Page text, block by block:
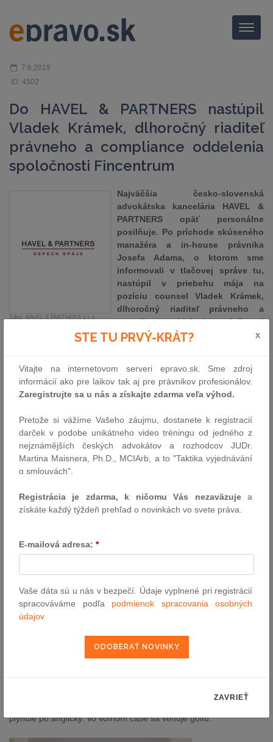
Menu
7.6.2019
ID: 4502
Do HAVEL & PARTNERS nastúpil
Vladek Krámek, dlhoročný riaditeľ
právneho a compliance oddelenia
spoločnosti Fincentrum
Zdroj: HAVEL & PARTNERS s.r.o.
Najväčšia česko-slovenská
advokátska kancelária HAVEL &
PARTNERS opäť personálne
posilňuje. Po príchode skúseného
manažéra a in-house právnika
Josefa Adama, o ktorom sme
informovali v tlačovej správe tu,
nastúpil v priebehu mája na
pozíciu counsel Vladek Krámek,
dlhoročný riaditeľ právneho a
compliance oddelenia spoločnosti
Fincentrum a člen jej
„Vladek je výraznou posilou nášho tímu zameraného na
poradenstvo privátnym klientom. Tých máme celkom okolo 250 a
patria medzi nich najvýznamnejší českí a slovenskí podnikatelia,
osobnosti verejného života, vrátane umelcov a špičkových
športovcov. Naše služby šité na mieru využíva i cca tretina
najbohatších Čechov a Slovákov a ich rodinní príslušníci.
Vzhľadom na to, že počet týchto najbohatších klientov v
posledných rokoch neustále rastie, posilňujeme priebežne i náš
právnikov. Vladek sa taktiež zapojí do projektov ďalšieho z našich
najväčších a najskúsenejších tímov - poradenskej skupiny pre
riadiaci partner kancelárie Jaroslav Havel.
od roku 2007 v skupine Fincentrum. So svojím tímom mal na
starosti komplexnú právnu agendu spoločností skupiny
Fincentrum v Čechách i na Slovensku, vrátane agendy
compliance a AML. Jeho hlavnou úlohou bolo udržiavať
národnou i európskou legislatívou a implementovať všetky zmeny
medzinárodného práva. V rokoch 2005-2007 pôsobil dva roky v
plynule po anglicky. Vo voľnom čase sa venuje golfu.
STE TU PRVÝ-KRÁT? x
Vitajte na internetovom serveri epravo.sk. Sme zdroj
informácií ako pre laikov tak aj pre právnikov profesionálov.
Zaregistrujte sa u nás a získajte zdarma veľa výhod.
Pretože si vážíme Vašeho záujmu, dostanete k registracií
darček v podobe unikátneho video tréningu od jedného z
nejznámějších českých advokátov a rozhodcov JUDr.
Martina Maisnera, Ph.D., MCIArb, a to "Taktika vyjednávání
o smlouvách".
Registrácia je zdarma, k ničomu Vás nezaväzujea
získáte každý týždeň prehľad o novinkách vo svete práva.
E-mailová adresa: *
Vaše dáta sú u nás v bezpečí. Údaje vyplnené pri registrácií
spracováváme podľa podmienok spracovania osobných
údajov
ZAVRIEŤ